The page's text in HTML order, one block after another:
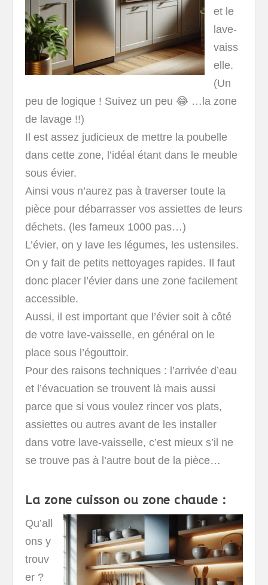
et le
lave-
vaiss
elle.
(Un
peu de logique ! Suivez un peu 😂 …la zone
de lavage !!)
Il est assez judicieux de mettre la poubelle
dans cette zone, l’idéal étant dans le meuble
sous évier.
Ainsi vous n’aurez pas à traverser toute la
pièce pour débarrasser vos assiettes de leurs
déchets. (les fameux 1000 pas…)
L’évier, on y lave les légumes, les ustensiles.
On y fait de petits nettoyages rapides. Il faut
donc placer l’évier dans une zone facilement
accessible.
Aussi, il est important que l’évier soit à côté
de votre lave-vaisselle, en général on le
place sous l’égouttoir.
Pour des raisons techniques : l’arrivée d’eau
et l’évacuation se trouvent là mais aussi
parce que si vous voulez rincer vos plats,
assiettes ou autres avant de les installer
dans votre lave-vaisselle, c’est mieux s’il ne
se trouve pas à l’autre bout de la pièce…
La zone cuisson ou zone chaude :
Qu’all
ons y
trouv
er ?